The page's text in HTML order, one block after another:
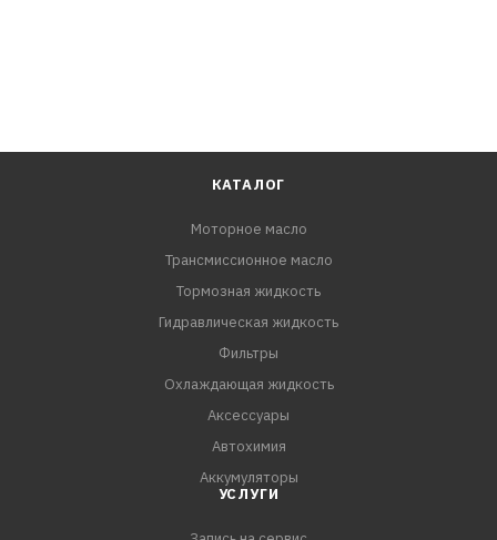
КАТАЛОГ
Моторное масло
Трансмиссионное масло
Тормозная жидкость
Гидравлическая жидкость
Фильтры
Охлаждающая жидкость
Аксессуары
Автохимия
Аккумуляторы
УСЛУГИ